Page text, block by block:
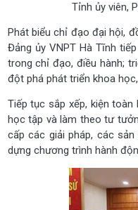
Tỉnh ủy viên,
Phát biểu chỉ đạo đại hội,
Đảng ủy VNPT Hà Tĩnh
trong chỉ đạo, điều hành;
đột phá phát triển khoa
Tiếp tục sắp xếp, kiện
học tập và làm theo tư
cấp các giải pháp, các
dựng chương trình hành